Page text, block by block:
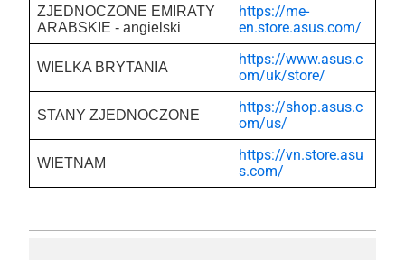
ZJEDNOCZONE EMIRATY
ARABSKIE - angielski
https://me-
en.store.asus.com/
WIELKA BRYTANIA
https://www.asus.c
om/uk/store/
STANY ZJEDNOCZONE
https://shop.asus.c
om/us/
WIETNAM
https://vn.store.asu
s.com/